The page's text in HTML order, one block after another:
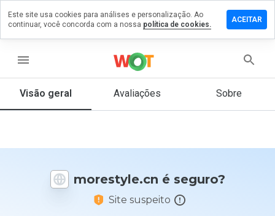
menu
Visão geral Avaliações Sobre
morestyle.cn é seguro?
Site suspeito
um
que
Este site usa cookies para análises e personalização. Ao
continuar, você concorda com a nossa política de cookies.
ACEITAR